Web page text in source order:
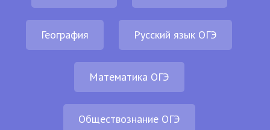
География Русский язык ОГЭ
Математика ОГЭ
Обществознание ОГЭ